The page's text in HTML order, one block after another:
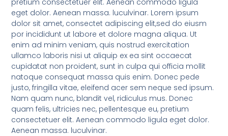
eget dolor. Aenean massa. luculvinar. Lorem ipsum
dolor sit amet, consectet adipiscing elit,sed do eiusm
por incididunt ut labore et dolore magna aliqua. Ut
enim ad minim veniam, quis nostrud exercitation
ullamco laboris nisi ut aliquip ex ea sint occaecat
cupidatat non proident, sunt in culpa qui officia mollit
natoque consequat massa quis enim. Donec pede
justo, fringilla vitae, eleifend acer sem neque sed ipsum.
Nam quam nunc, blandit vel, ridiculus mus. Donec
quam felis, ultricies nec, pellentesque eu, pretium
consectetuer elit. Aenean commodo ligula eget dolor.
Aenean massa. luculvinar.